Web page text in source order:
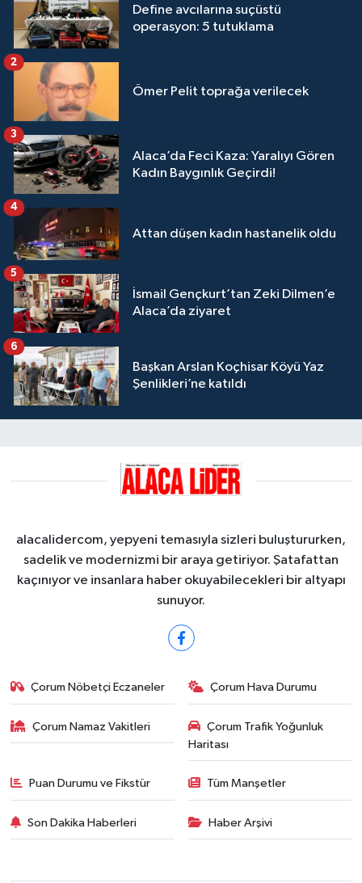
Define avcılarına suçüstü
operasyon: 5 tutuklama
Ömer Pelit toprağa verilecek
2
Alaca’da Feci Kaza: Yaralıyı Gören
Kadın Baygınlık Geçirdi!
3
Attan düşen kadın hastanelik oldu
4
İsmail Gençkurt’tan Zeki Dilmen’e
Alaca’da ziyaret
5
Başkan Arslan Koçhisar Köyü Yaz
Şenlikleri’ne katıldı
6
alacalidercom, yepyeni temasıyla sizleri buluştururken,
sadelik ve modernizmi bir araya getiriyor. Şatafattan
kaçınıyor ve insanlara haber okuyabilecekleri bir altyapı
sunuyor.
Çorum Nöbetçi Eczaneler Çorum Hava Durumu
Çorum Namaz Vakitleri
Çorum Trafik Yoğunluk
Haritası
Puan Durumu ve Fikstür Tüm Manşetler
Son Dakika Haberleri Haber Arşivi